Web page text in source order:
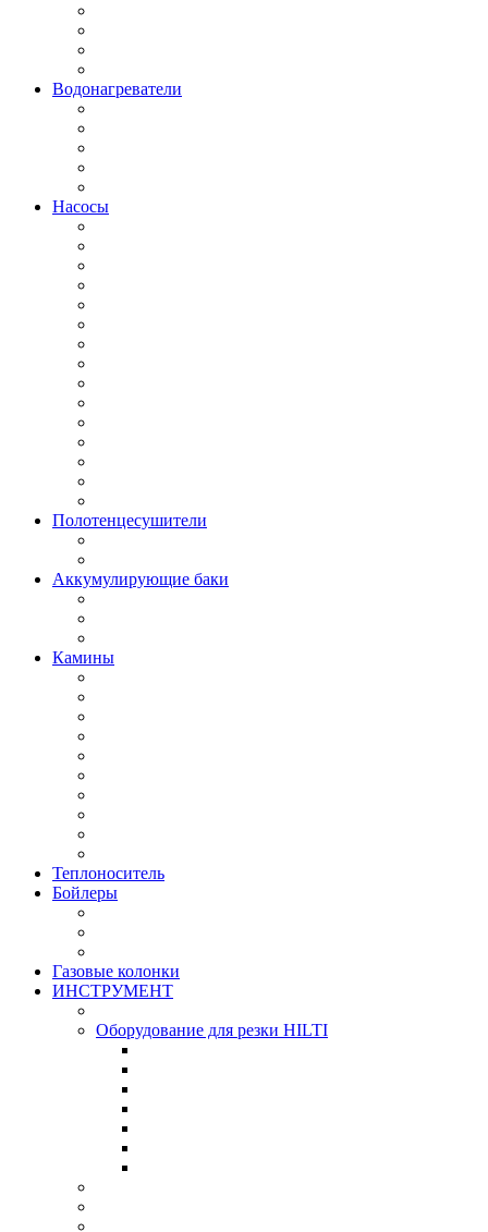
Водонагреватели
Насосы
Полотенцесушители
Аккумулирующие баки
Камины
Теплоноситель
Бойлеры
Газовые колонки
ИНСТРУМЕНТ
Оборудование для резки HILTI